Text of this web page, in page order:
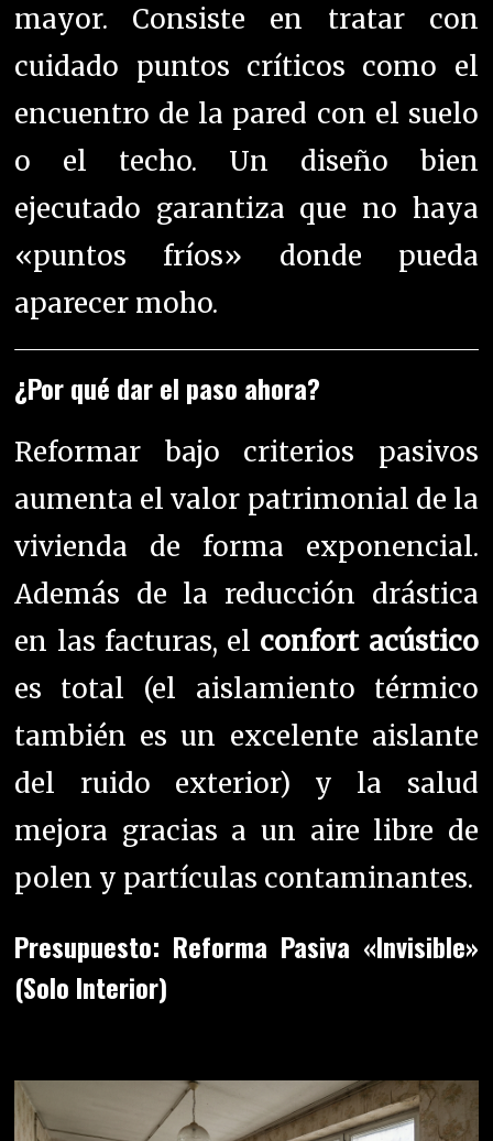
mayor. Consiste en tratar con
cuidado puntos críticos como el
encuentro de la pared con el suelo
o el techo. Un diseño bien
ejecutado garantiza que no haya
«puntos fríos» donde pueda
aparecer moho.
¿Por qué dar el paso ahora?
Reformar bajo criterios pasivos
aumenta el valor patrimonial de la
vivienda de forma exponencial.
Además de la reducción drástica
en las facturas, el confort acústico
es total (el aislamiento térmico
también es un excelente aislante
del ruido exterior) y la salud
mejora gracias a un aire libre de
polen y partículas contaminantes.
Presupuesto: Reforma Pasiva «Invisible»
(Solo Interior)